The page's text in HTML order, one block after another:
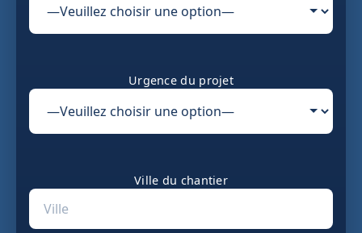
Urgence du projet
Ville du chantier